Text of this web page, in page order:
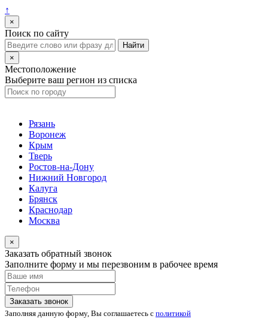
↑
×
Поиск по сайту
×
Местоположение
Выберите ваш регион из списка
Рязань
Воронеж
Крым
Тверь
Ростов-на-Дону
Нижний Новгород
Калуга
Брянск
Краснодар
Москва
×
Заказать обратный звонок
Заполните форму и мы перезвоним в рабочее время
Заказать звонок
Заполняя данную форму, Вы соглашаетесь с политикой